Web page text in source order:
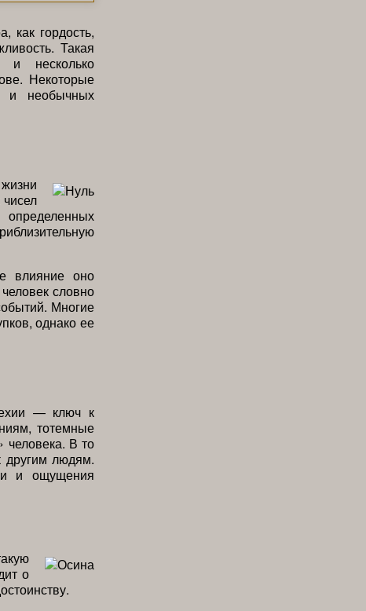
как гордость,
Такая
и несколько
Некоторые
и необычных
влияние оно
словно
Многие
однако ее
— ключ к
тотемные
человека. В то
людям.
и ощущения
о